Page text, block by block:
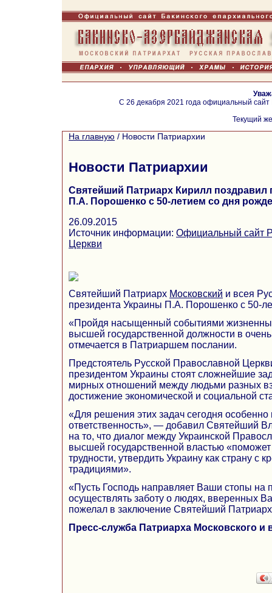
С 26 декабря 2021 года официальный
Текущий
На главную / Новости Патриархии
Новости Патриархии
Святейший Патриарх Кирилл поздравил
П.А. Порошенко с 50-летием со дня
26.09.2015
Источник информации: Официальный сайт
Церкви
Святейший Патриарх Московский и всея
президента Украины П.А. Порошенко с 50-
«Пройдя насыщенный событиями
высшей государственной должности в
отмечается в Патриаршем послании.
Предстоятель Русской Православной
президентом Украины стоят сложнейшие
мирных отношений между людьми разных
достижение экономической и социальной
«Для решения этих задач сегодня
ответственность», — добавил Святейший
на то, что диалог между Украинской
высшей государственной властью
трудности, утвердить Украину как страну с
традициями».
«Пусть Господь направляет Ваши стопы на
осуществлять заботу о людях, вверенных
пожелал в заключение Святейший
Пресс-служба Патриарха Московского и